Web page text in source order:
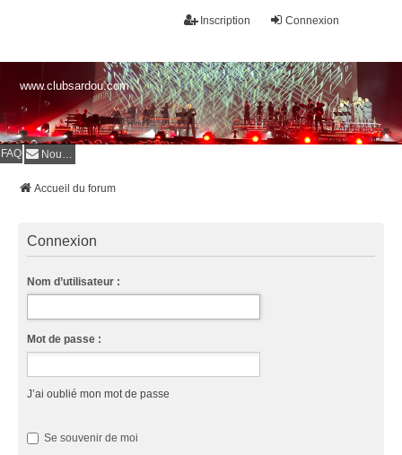
Connexion
Inscription
www.clubsardou.com
FAQ Nous contacter
Accueil du forum
Connexion
Nom d’utilisateur :
Mot de passe :
J’ai oublié mon mot de passe
Se souvenir de moi